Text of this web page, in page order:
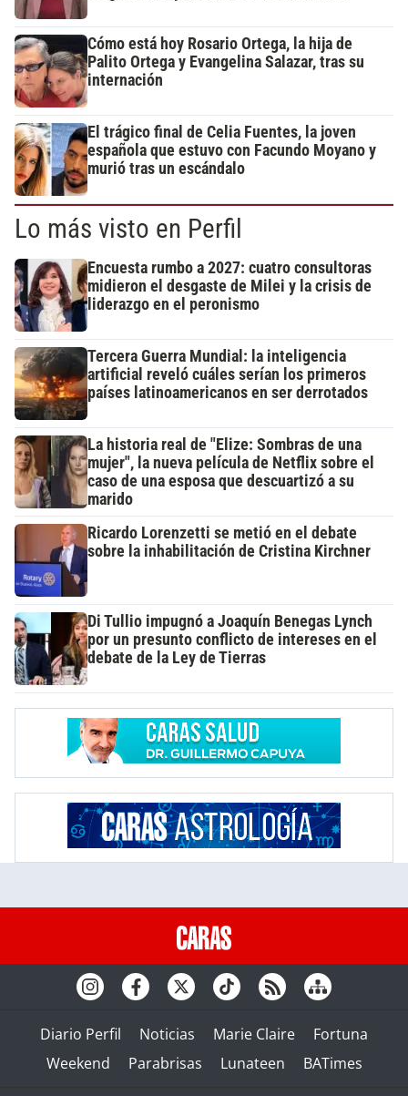
Cómo está hoy Rosario Ortega, la hija de
Palito Ortega y Evangelina Salazar, tras su
internación
El trágico final de Celia Fuentes, la joven
española que estuvo con Facundo Moyano y
murió tras un escándalo
Lo más visto en Perfil
Encuesta rumbo a 2027: cuatro consultoras
midieron el desgaste de Milei y la crisis de
liderazgo en el peronismo
Tercera Guerra Mundial: la inteligencia
artificial reveló cuáles serían los primeros
países latinoamericanos en ser derrotados
La historia real de "Elize: Sombras de una
mujer", la nueva película de Netflix sobre el
caso de una esposa que descuartizó a su
marido
Ricardo Lorenzetti se metió en el debate
sobre la inhabilitación de Cristina Kirchner
Di Tullio impugnó a Joaquín Benegas Lynch
por un presunto conflicto de intereses en el
debate de la Ley de Tierras
Diario Perfil Noticias Marie Claire
Fortuna
Weekend
Parabrisas Lunateen BATimes